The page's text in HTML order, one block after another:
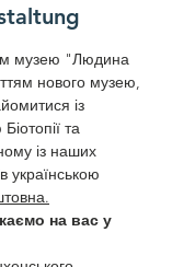
музею "Людина
нового музею,
із
та
із наших
українською
на вас у